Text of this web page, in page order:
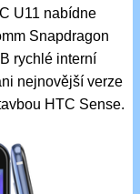
U11 nabídne
Snapdragon
rychlé interní
nejnovější verze
HTC Sense.